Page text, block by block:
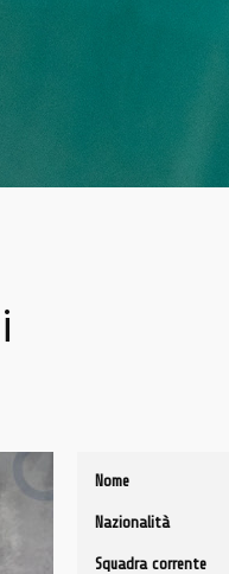
Nome
Nazionalità
Squadra corrente